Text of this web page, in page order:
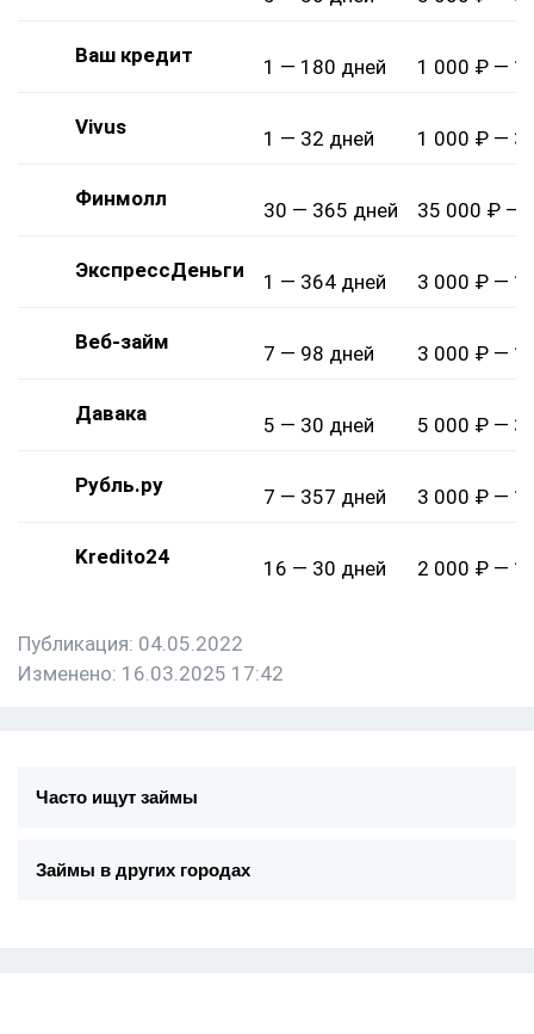
Ваш кредит
1 — 180 дней 1 000 ₽ —
Vivus
1 — 32 дней 1 000 ₽ —
Финмолл
30 — 365 дней 35 000 ₽ —
ЭкспрессДеньги
1 — 364 дней 3 000 ₽ —
Веб-займ
7 — 98 дней 3 000 ₽ —
Давака
5 — 30 дней 5 000 ₽ —
Рубль.ру
7 — 357 дней 3 000 ₽ —
Kredito24
16 — 30 дней 2 000 ₽ —
Публикация: 04.05.2022
Изменено: 16.03.2025 17:42
Часто ищут займы
Займы в других городах